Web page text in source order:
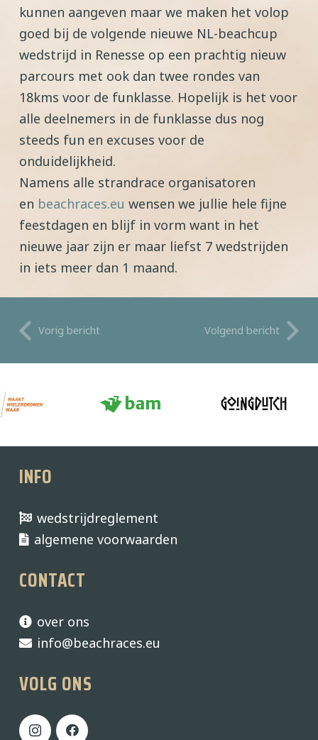
kunnen aangeven maar we maken het volop
goed bij de volgende nieuwe NL-beachcup
wedstrijd in Renesse op een prachtig nieuw
parcours met ook dan twee rondes van
18kms voor de funklasse. Hopelijk is het voor
alle deelnemers in de funklasse dus nog
steeds fun en excuses voor de
onduidelijkheid.
Namens alle strandrace organisatoren
en beachraces.eu wensen we jullie hele fijne
feestdagen en blijf in vorm want in het
nieuwe jaar zijn er maar liefst 7 wedstrijden
in iets meer dan 1 maand.
Vorig bericht Volgend bericht
INFO
wedstrijdreglement
algemene voorwaarden
CONTACT
over ons
info@beachraces.eu
VOLG ONS